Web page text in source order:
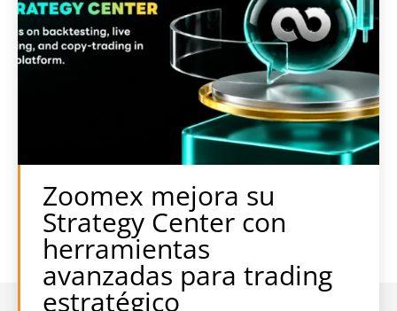
Zoomex mejora su
Strategy Center con
herramientas
avanzadas para trading
estratégico